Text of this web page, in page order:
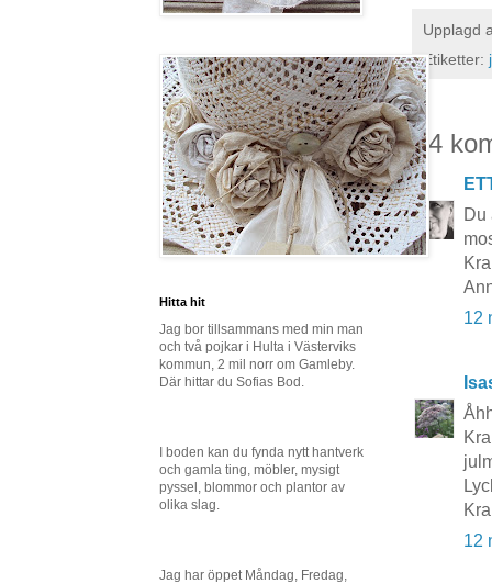
Upplagd
Etiketter:
14
Du
12
12
Hitta hit
Jag bor tillsammans med min man
och två pojkar i Hulta i Västerviks
kommun, 2 mil norr om Gamleby.
Där hittar du Sofias Bod.
I boden kan du fynda nytt hantverk
och gamla ting, möbler, mysigt
pyssel, blommor och plantor av
olika slag.
Jag har öppet Måndag, Fredag,